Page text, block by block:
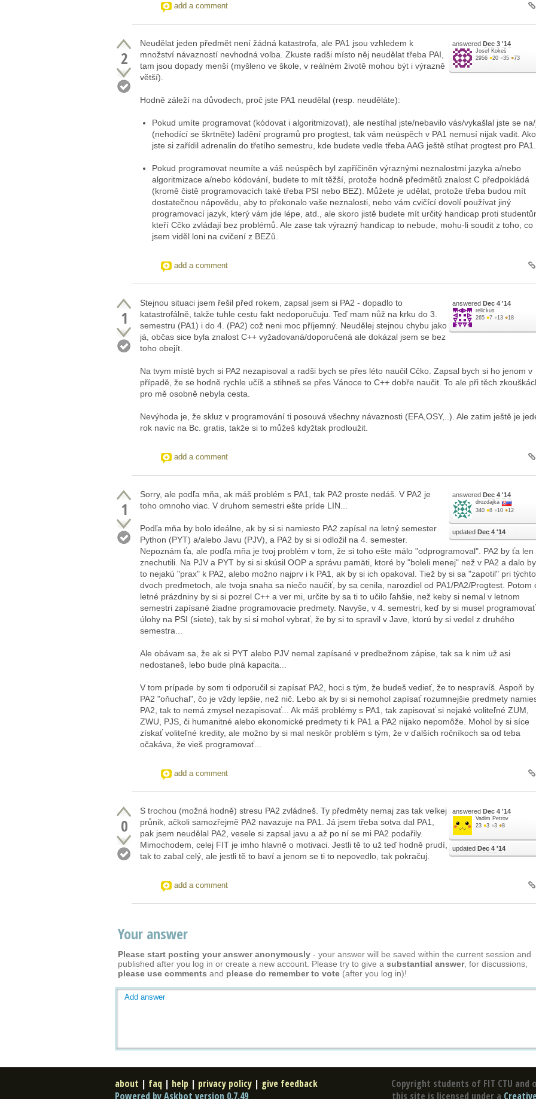
add a comment
2
answered Dec 3 '14
Josef Kokeš
2956 ●20 ●35 ●73
Neudělat jeden předmět není žádná katastrofa, ale PA1 jsou vzhledem k
množství návazností nevhodná volba. Zkuste radši místo něj neudělat třeba PAI,
tam jsou dopady menší (myšleno ve škole, v reálném životě mohou být i výrazně
větší).
Hodně záleží na důvodech, proč jste PA1 neudělal (resp. neuděláte):
Pokud umíte programovat (kódovat i algoritmizovat), ale nestíhal jste/nebavilo vás/vykašlal jste se
(nehodící se škrtněte) ladění programů pro progtest, tak vám neúspěch v PA1 nemusí nijak vadit.
jste si zařídil adrenalin do třetího semestru, kde budete vedle třeba AAG ještě stíhat progtest pro PA1.
Pokud programovat neumíte a váš neúspěch byl zapříčiněn výraznými neznalostmi jazyka a/nebo
algoritmizace a/nebo kódování, budete to mít těžší, protože hodně předmětů znalost C předpokládá
(kromě čistě programovacích také třeba PSI nebo BEZ). Můžete je udělat, protože třeba budou mít
dostatečnou nápovědu, aby to překonalo vaše neznalosti, nebo vám cvičící dovolí používat jiný
programovací jazyk, který vám jde lépe, atd., ale skoro jistě budete mít určitý handicap proti
kteří Cčko zvládají bez problémů. Ale zase tak výrazný handicap to nebude, mohu-li soudit z toho, co
jsem viděl loni na cvičení z BEZů.
add a comment
1
answered Dec 4 '14
relickus
265 ●7 ●13 ●18
Stejnou situaci jsem řešil před rokem, zapsal jsem si PA2 - dopadlo to
katastrofálně, takže tuhle cestu fakt nedoporučuju. Teď mam nůž na krku do 3.
semestru (PA1) i do 4. (PA2) což neni moc příjemný. Neudělej stejnou chybu jako
já, občas sice byla znalost C++ vyžadovaná/doporučená ale dokázal jsem se bez
toho obejít.
Na tvym místě bych si PA2 nezapisoval a radši bych se přes léto naučil Cčko. Zapsal bych si ho jenom v
případě, že se hodně rychle učíš a stihneš se přes Vánoce to C++ dobře naučit. To ale při těch
pro mě osobně nebyla cesta.
Nevýhoda je, že skluz v programování ti posouvá všechny návaznosti (EFA,OSY,..). Ale zatim ještě je
rok navíc na Bc. gratis, takže si to můžeš kdyžtak prodloužit.
add a comment
1
answered Dec 4 '14
drozdajka
340 ●8 ●10 ●12
updated Dec 4 '14
Sorry, ale podľa mňa, ak máš problém s PA1, tak PA2 proste nedáš. V PA2 je
toho omnoho viac. V druhom semestri ešte príde LIN...
Podľa mňa by bolo ideálne, ak by si si namiesto PA2 zapísal na letný semester
Python (PYT) a/alebo Javu (PJV), a PA2 by si si odložil na 4. semester.
Nepoznám ťa, ale podľa mňa je tvoj problém v tom, že si toho ešte málo "odprogramoval". PA2 by ťa len
znechutili. Na PJV a PYT by si si skúsil OOP a správu pamäti, ktoré by "boleli menej" než v PA2 a dalo
to nejakú "prax" k PA2, alebo možno najprv i k PA1, ak by si ich opakoval. Tiež by si sa "zapotil" pri týchto
dvoch predmetoch, ale tvoja snaha sa niečo naučiť, by sa cenila, narozdiel od PA1/PA2/Progtest. Potom
letné prázdniny by si si pozrel C++ a ver mi, určite by sa ti to učilo ľahšie, než keby si nemal v letnom
semestri zapísané žiadne programovacie predmety. Navyše, v 4. semestri, keď by si musel
úlohy na PSI (siete), tak by si si mohol vybrať, že by si to spravil v Jave, ktorú by si vedel z druhého
semestra...
Ale obávam sa, že ak si PYT alebo PJV nemal zapísané v predbežnom zápise, tak sa k nim už asi
nedostaneš, lebo bude plná kapacita...
V tom prípade by som ti odporučil si zapísať PA2, hoci s tým, že budeš vedieť, že to nespravíš. Aspoň by
PA2 "oňuchal", čo je vždy lepšie, než nič. Lebo ak by si si nemohol zapísať rozumnejšie predmety
PA2, tak to nemá zmysel nezapisovať... Ak máš problémy s PA1, tak zapisovať si nejaké voliteľné ZUM,
ZWU, PJS, či humanitné alebo ekonomické predmety ti k PA1 a PA2 nijako nepomôže. Mohol by si síce
získať voliteľné kredity, ale možno by si mal neskôr problém s tým, že v ďalších ročníkoch sa od teba
očakáva, že vieš programovať...
add a comment
0
answered Dec 4 '14
Vadim Petrov
23 ●3 ●3 ●8
updated Dec 4 '14
S trochou (možná hodně) stresu PA2 zvládneš. Ty předměty nemaj zas tak velkej
průnik, ačkoli samozřejmě PA2 navazuje na PA1. Já jsem třeba sotva dal PA1,
pak jsem neudělal PA2, vesele si zapsal javu a až po ní se mi PA2 podařily.
Mimochodem, celej FIT je imho hlavně o motivaci. Jestli tě to už teď hodně prudí,
tak to zabal celý, ale jestli tě to baví a jenom se ti to nepovedlo, tak pokračuj.
add a comment
Your answer
Please start posting your answer anonymously - your answer will be saved within the current session and
published after you log in or create a new account. Please try to give a substantial answer, for discussions,
please use comments and please do remember to vote (after you log in)!
Add answer
Copyright students of FIT CTU and
this site is licensed under a
about | faq | help | privacy policy | give feedback
Powered by Askbot version 0.7.49